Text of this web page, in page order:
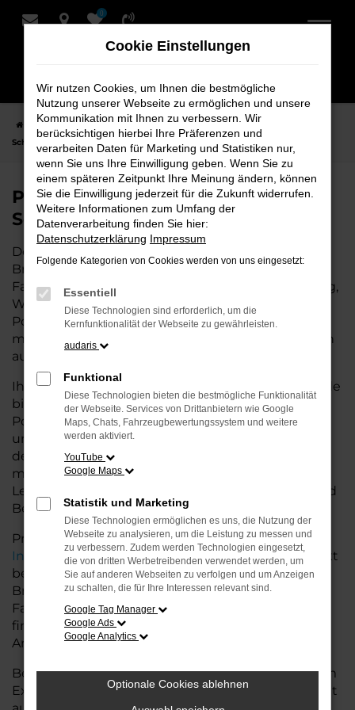
Zum
0
Startseite Bremervörde Porsche
Porsche Macan Fahrzeuge bei
Schmidt + Koch für Bremervörde
Porsche Macan Fahrzeuge bei
Schmidt + Koch für Bremervörde
Der Porsche Macan ist die perfekte Wahl für alle in
Bremervörde, die ein zuverlässiges und modernes
Fahrzeug suchen. Ob für den täglichen Arbeitsweg,
Wochenendausflüge oder lange Reisen, der
Porsche Macan bietet Komfort, Effizienz und
modernes Design, das sowohl in der Stadt als auch
auf dem Land glänzt.
Ihr Porsche Autohaus in der Nähe von Bremervörde
bietet Ihnen neben einer breiten Auswahl an
Porsche Fahrzeugen auch umfassende Beratung
und Service. Wir unterstützen Sie bei der Auswahl
des passenden Modells und bieten
maßgeschneiderte Finanzierungslösungen sowie
Leasingoptionen, die perfekt zu Ihrem Budget und
Bedarf passen.
Profitieren Sie von zusätzlichen Services wie
Inzahlungnahme,Wartung und Reparaturendirekt
bei Ihrem Porsche Autohaus in der Nähe von
Bremervörde. Mit unserer großen Auswahl an
Fahrzeugen und der professionellen Beratung
finden Sie bei uns das Fahrzeug, das Ihre
Ansprüche erfüllt.
Besuchen Sie uns und lassen Sie sich von unserem
Expertenteam beraten – der Porsche Macan wartet
Cookie Einstellungen
Wir nutzen Cookies, um Ihnen die bestmögliche
Nutzung unserer Webseite zu ermöglichen und unsere
Kommunikation mit Ihnen zu verbessern. Wir
berücksichtigen hierbei Ihre Präferenzen und
verarbeiten Daten für Marketing und Statistiken nur,
wenn Sie uns Ihre Einwilligung geben. Wenn Sie zu
einem späteren Zeitpunkt Ihre Meinung ändern, können
Sie die Einwilligung jederzeit für die Zukunft widerrufen.
Weitere Informationen zum Umfang der
Datenverarbeitung finden Sie hier:
Datenschutzerklärung Impressum
Folgende Kategorien von Cookies werden von uns eingesetzt:
Essentiell
Diese Technologien sind erforderlich, um die
Kernfunktionalität der Webseite zu gewährleisten.
audaris
Funktional
Diese Technologien bieten die bestmögliche Funktionalität
der Webseite. Services von Drittanbietern wie Google
Maps, Chats, Fahrzeugbewertungssystem und weitere
werden aktiviert.
YouTube
Google Maps
Statistik und Marketing
Diese Technologien ermöglichen es uns, die Nutzung der
Webseite zu analysieren, um die Leistung zu messen und
zu verbessern. Zudem werden Technologien eingesetzt,
die von dritten Werbetreibenden verwendet werden, um
Sie auf anderen Webseiten zu verfolgen und um Anzeigen
zu schalten, die für Ihre Interessen relevant sind.
Google Tag Manager
Google Ads
Google Analytics
Optionale Cookies ablehnen